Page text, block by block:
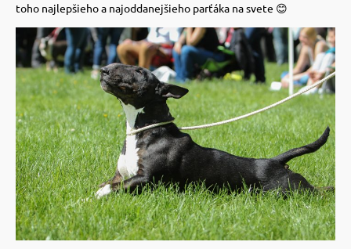
toho najlepšieho a najoddanejšieho parťáka na svete 😊